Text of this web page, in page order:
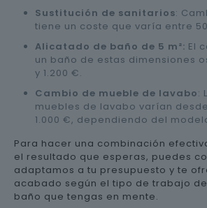
Sustitución de sanitarios:
tiene un coste que varía entre
Alicatado de baño de 5 m²: El
un baño de estas dimensiones
y 1.200 €.
Cambio de mueble de lavabo:
muebles de lavabo varían
1.000 €, dependiendo del
Para hacer una combinación
el resultado que esperas, puedes
adaptamos a tu presupuesto y te
acabado según el tipo de trabajo
baño que tengas en mente.